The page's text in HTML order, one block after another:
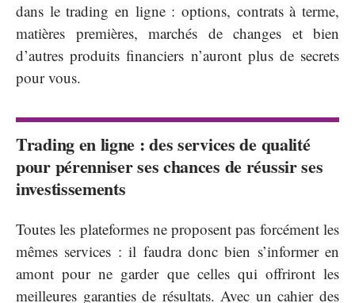
dans le trading en ligne : options, contrats à terme,
matières premières, marchés de changes et bien
d’autres produits financiers n’auront plus de secrets
pour vous.
Trading en ligne : des services de qualité
pour pérenniser ses chances de réussir ses
investissements
Toutes les plateformes ne proposent pas forcément les
mêmes services : il faudra donc bien s’informer en
amont pour ne garder que celles qui offriront les
meilleures garanties de résultats. Avec un cahier des